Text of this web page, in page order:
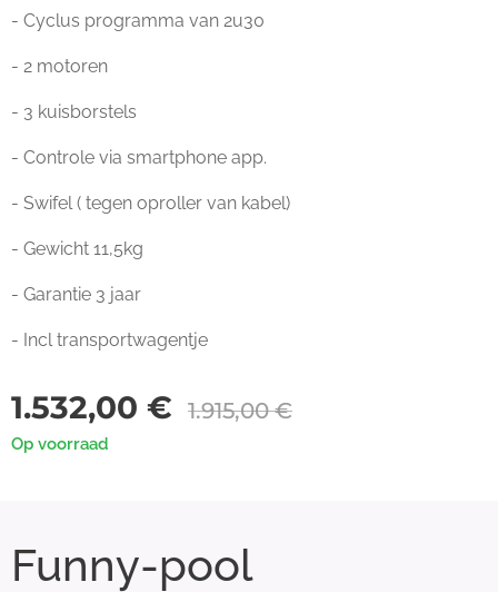
- Cyclus programma van 2u30
- 2 motoren
- 3 kuisborstels
- Controle via smartphone app.
- Swifel ( tegen oproller van kabel)
- Gewicht 11,5kg
- Garantie 3 jaar
- Incl transportwagentje
1.532,00 € 1.915,00€
Op voorraad
Funny-pool